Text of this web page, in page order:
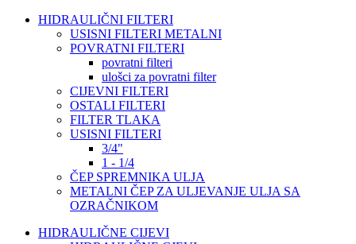
HIDRAULIČNI FILTERI
USISNI FILTERI METALNI
POVRATNI FILTERI
povratni filteri
ulošci za povratni filter
CIJEVNI FILTERI
OSTALI FILTERI
FILTER TLAKA
USISNI FILTERI
3/4"
1 - 1/4
ČEP SPREMNIKA ULJA
METALNI ČEP ZA ULJEVANJE ULJA SA
OZRAČNIKOM
HIDRAULIČNE CIJEVI